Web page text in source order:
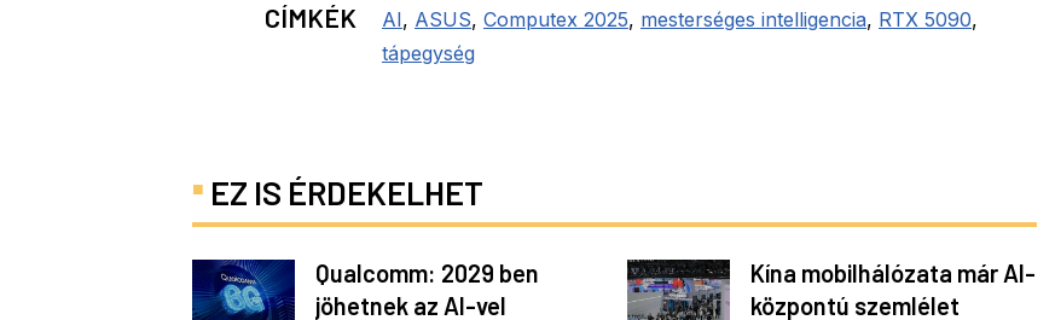
CÍMKÉK AI, ASUS, Computex 2025, mesterséges intelligencia, RTX 5090,
tápegység
EZ IS ÉRDEKELHET
Qualcomm: 2029 ben
jöhetnek az AI-vel
Kína mobilhálózata már AI-
központú szemlélet